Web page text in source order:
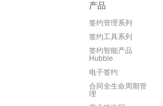
产品
签约管理系列
签约工具系列
签约智能产品
Hubble
电子签约
合同全生命周期管
理